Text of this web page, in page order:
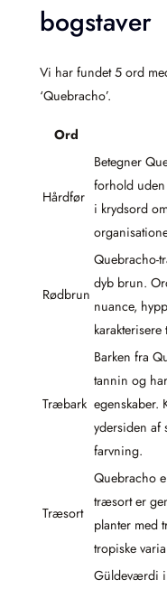
bogstaver
Vi har fundet 5 ord
‘Quebracho’.
Ord
Hårdfør
Betegner
forhold
i krydsord
Rødbrun
Quebracho-
dyb brun.
nuance,
Træbark
Barken fra
tannin og
egenskaber.
ydersiden af
farvning.
Træsort
Quebracho
træsort er
planter med
tropiske
Güldeværdi i